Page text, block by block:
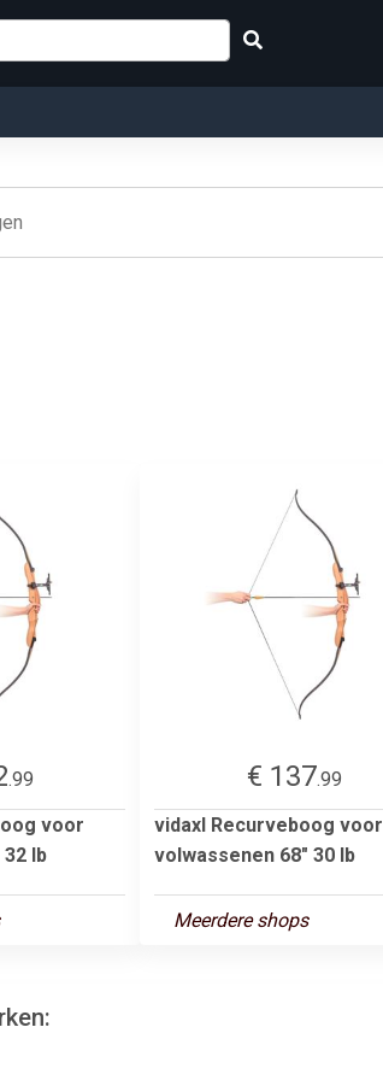
.99
voor
lb
€ 137.99
vidaxl Recurveboog voor
volwassenen 68" 30 lb
Meerdere shops